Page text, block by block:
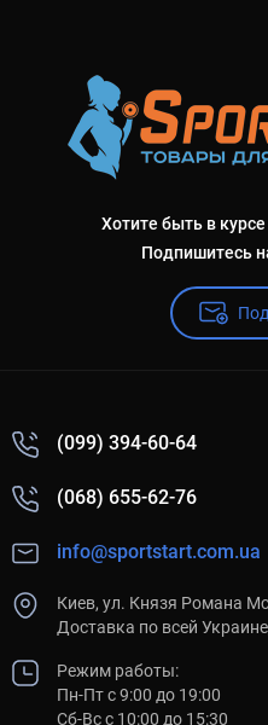
Хотите быть в
Подпишитесь
(099) 394-60-64
(068) 655-62-76
info@sportstart.com.ua
Киев, ул. Князя Романа
Доставка по всей
Режим работы:
Пн-Пт с 9:00 до 19:00
Сб-Вс с 10:00 до 15:30